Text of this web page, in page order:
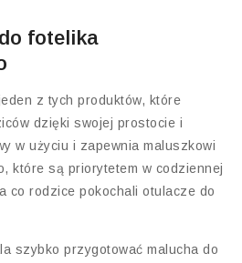
fotelika
z tych produktów, które
dzięki swojej prostocie i
w użyciu i zapewnia maluszkowi
które są priorytetem w codziennej
co rodzice pokochali otulacze do
szybko przygotować malucha do